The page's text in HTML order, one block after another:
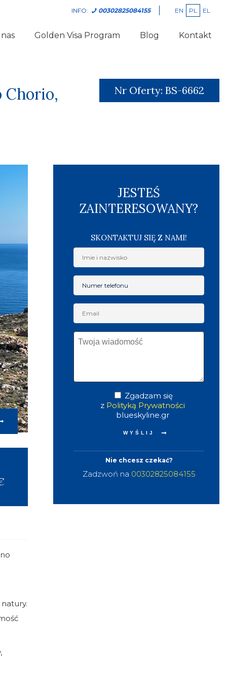
INFO: 00302825084155 EN PL EL
Golden Visa Program Blog Kontakt
Chorio,
Nr Oferty: BS-6662
JESTEŚ
ZAINTERESOWANY?
SKONTAKTUJ SIĘ Z NAMI!
Zgadzam się
z Polityką Prywatności
blueskyline.gr
Nie chcesz czekać?
Zadzwoń na 00302825084155